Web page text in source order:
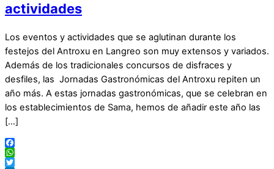
actividades
Los eventos y actividades que se aglutinan durante los
festejos del Antroxu en Langreo son muy extensos y variados.
Además de los tradicionales concursos de disfraces y
desfiles, las Jornadas Gastronómicas del Antroxu repiten un
año más. A estas jornadas gastronómicas, que se celebran en
los establecimientos de Sama, hemos de añadir este año las
[…]
Facebook
WhatsApp